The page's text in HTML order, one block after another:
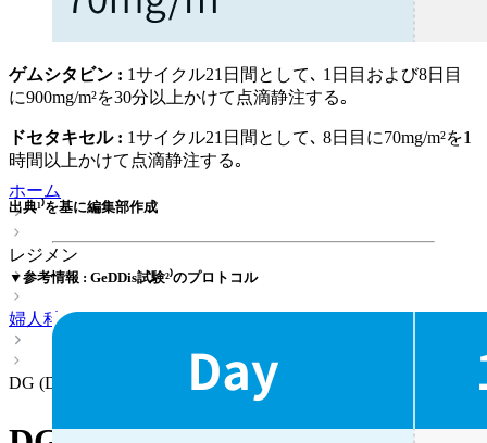
ゲムシタビン : 1サイクル21日間として､ 1日目および8日目
に900mg/m²を30分以上かけて点滴静注する｡
ドセタキセル : 1サイクル21日間として､ 8日目に70mg/m²を1
時間以上かけて点滴静注する｡
出典¹⁾を基に編集部作成
▼参考情報 : GeDDis試験²⁾のプロトコル
ホーム
レジメン
婦人科
DG (DTX＋GEM)